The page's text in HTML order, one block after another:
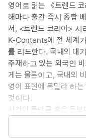
영어로 읽는 《트렌드
해마다 출간 즉시 종합
서, <트렌드 코리아> 시
K-Contents에 전 세계
를 리드한다. 국내외 대
주재하고 있는 외국인
게는 물론이고, 국내외
영어 표현에 목말라 하
것이다.
시간이 돈만큼 혹은 돈
사용하는 것은 무엇보
도의 시대를 가속하는